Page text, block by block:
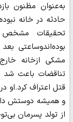
به‌عنوان مظنون
حادثه در خانه
تحقیقات
بوده‌اندوساعتی
مشکی ازخانه
تناقضات باعث شد
و همیشه دوستش
از تولد پسرمان